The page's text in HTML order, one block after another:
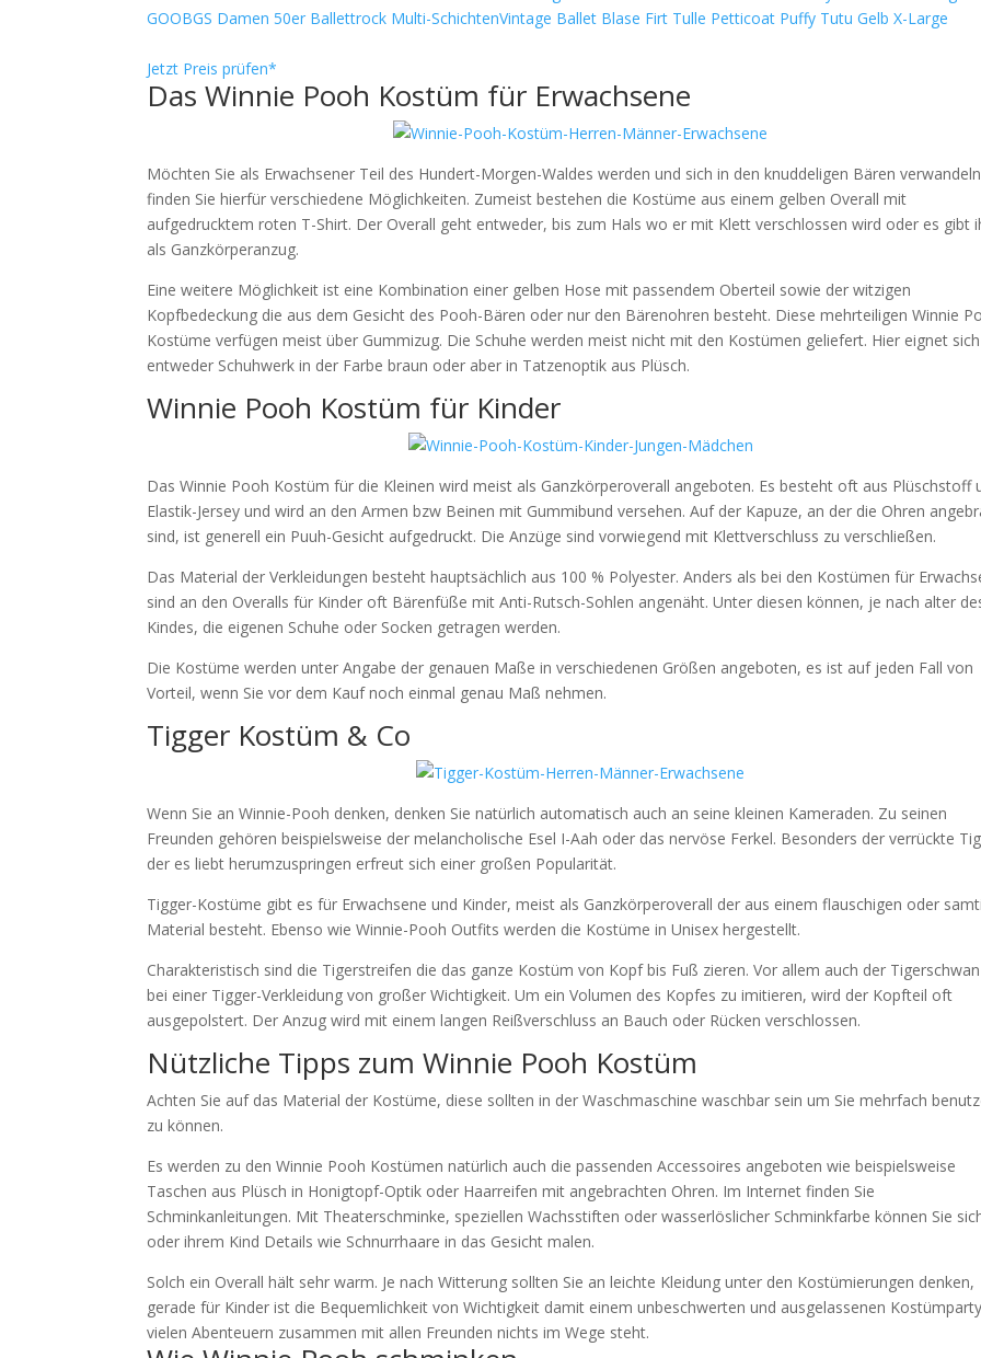
GOOBGS Damen 50er Ballettrock Multi-SchichtenVintage Ballet Blase Firt Tulle Petticoat Puffy Tutu Gelb X-Large
Jetzt Preis prüfen*
Das Winnie Pooh Kostüm für Erwachsene
Möchten Sie als Erwachsener Teil des Hundert-Morgen-Waldes werden und sich in den knuddeligen Bären
finden Sie hierfür verschiedene Möglichkeiten. Zumeist bestehen die Kostüme aus einem gelben Overall mit
aufgedrucktem roten T-Shirt. Der Overall geht entweder, bis zum Hals wo er mit Klett verschlossen wird oder es gibt
als Ganzkörperanzug.
Eine weitere Möglichkeit ist eine Kombination einer gelben Hose mit passendem Oberteil sowie der witzigen
Kopfbedeckung die aus dem Gesicht des Pooh-Bären oder nur den Bärenohren besteht. Diese mehrteiligen Winnie
Kostüme verfügen meist über Gummizug. Die Schuhe werden meist nicht mit den Kostümen geliefert. Hier eignet sich
entweder Schuhwerk in der Farbe braun oder aber in Tatzenoptik aus Plüsch.
Winnie Pooh Kostüm für Kinder
Das Winnie Pooh Kostüm für die Kleinen wird meist als Ganzkörperoverall angeboten. Es besteht oft aus Plüschstoff
Elastik-Jersey und wird an den Armen bzw Beinen mit Gummibund versehen. Auf der Kapuze, an der die Ohren
sind, ist generell ein Puuh-Gesicht aufgedruckt. Die Anzüge sind vorwiegend mit Klettverschluss zu verschließen.
Das Material der Verkleidungen besteht hauptsächlich aus 100 % Polyester. Anders als bei den Kostümen für
sind an den Overalls für Kinder oft Bärenfüße mit Anti-Rutsch-Sohlen angenäht. Unter diesen können, je nach alter
Kindes, die eigenen Schuhe oder Socken getragen werden.
Die Kostüme werden unter Angabe der genauen Maße in verschiedenen Größen angeboten, es ist auf jeden Fall von
Vorteil, wenn Sie vor dem Kauf noch einmal genau Maß nehmen.
Tigger Kostüm & Co
Wenn Sie an Winnie-Pooh denken, denken Sie natürlich automatisch auch an seine kleinen Kameraden. Zu seinen
Freunden gehören beispielsweise der melancholische Esel I-Aah oder das nervöse Ferkel. Besonders der verrückte
der es liebt herumzuspringen erfreut sich einer großen Popularität.
Tigger-Kostüme gibt es für Erwachsene und Kinder, meist als Ganzkörperoverall der aus einem flauschigen oder
Material besteht. Ebenso wie Winnie-Pooh Outfits werden die Kostüme in Unisex hergestellt.
Charakteristisch sind die Tigerstreifen die das ganze Kostüm von Kopf bis Fuß zieren. Vor allem auch der
bei einer Tigger-Verkleidung von großer Wichtigkeit. Um ein Volumen des Kopfes zu imitieren, wird der Kopfteil oft
ausgepolstert. Der Anzug wird mit einem langen Reißverschluss an Bauch oder Rücken verschlossen.
Nützliche Tipps zum Winnie Pooh Kostüm
Achten Sie auf das Material der Kostüme, diese sollten in der Waschmaschine waschbar sein um Sie mehrfach
zu können.
Es werden zu den Winnie Pooh Kostümen natürlich auch die passenden Accessoires angeboten wie beispielsweise
Taschen aus Plüsch in Honigtopf-Optik oder Haarreifen mit angebrachten Ohren. Im Internet finden Sie
Schminkanleitungen. Mit Theaterschminke, speziellen Wachsstiften oder wasserlöslicher Schminkfarbe können Sie
oder ihrem Kind Details wie Schnurrhaare in das Gesicht malen.
Solch ein Overall hält sehr warm. Je nach Witterung sollten Sie an leichte Kleidung unter den Kostümierungen denken,
gerade für Kinder ist die Bequemlichkeit von Wichtigkeit damit einem unbeschwerten und ausgelassenen
vielen Abenteuern zusammen mit allen Freunden nichts im Wege steht.